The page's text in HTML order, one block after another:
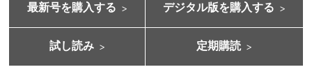
最新号を購入する デジタル版を購入する
試し読み 定期購読